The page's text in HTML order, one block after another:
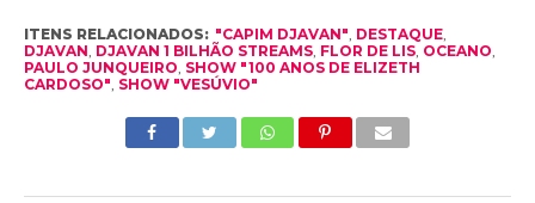
ITENS RELACIONADOS: "CAPIM DJAVAN", DESTAQUE,
DJAVAN, DJAVAN 1 BILHÃO STREAMS, FLOR DE LIS, OCEANO,
PAULO JUNQUEIRO, SHOW "100 ANOS DE ELIZETH
CARDOSO", SHOW "VESÚVIO"